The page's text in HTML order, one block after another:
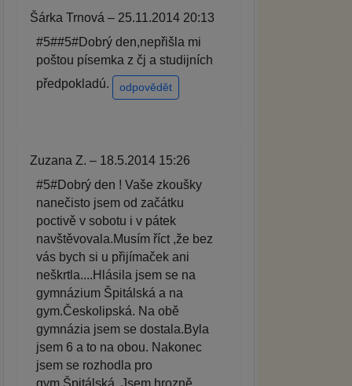
Šárka Trnová – 25.11.2014 20:13
#5##5#Dobrý den,nepřišla mi
poštou písemka z čj a studijních
předpokladú.
odpovědět
Zuzana Z. – 18.5.2014 15:26
#5#Dobrý den ! Vaše zkoušky
nanečisto jsem od začátku
poctivě v sobotu i v pátek
navštěvovala.Musím říct ,že bez
vás bych si u přijímaček ani
neškrtla....Hlásila jsem se na
gymnázium Špitálská a na
gym.Českolipská. Na obě
gymnázia jsem se dostala.Byla
jsem 6 a to na obou. Nakonec
jsem se rozhodla pro
gym.Špitálská. Jsem hrozně